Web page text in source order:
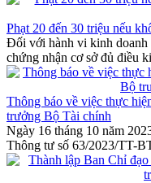
Phạt 20 đến 30 triệu nếu
Đối với hành vi kinh doanh
chứng nhận cơ sở đủ điều
Thông báo về việc thực
trưởng Bộ Tài chính
Ngày 16 tháng 10 năm
Thông tư số 63/2023/TT-